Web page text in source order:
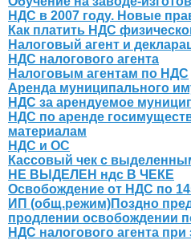
НДС в 2007 году. Новые
Как платить НДС
Налоговый агент и
НДС налогового агента
Налоговым агентам по НДС
Аренда муниципального
НДС за арендуемое
НДС по аренде
материалам
НДС и ОС
Кассовый чек с
НЕ ВЫДЕЛЕН ндс В ЧЕКЕ
Освобождение от НДС по
ИП (общ.режим)Поздно
продлении освобождении
НДС налогового агента при